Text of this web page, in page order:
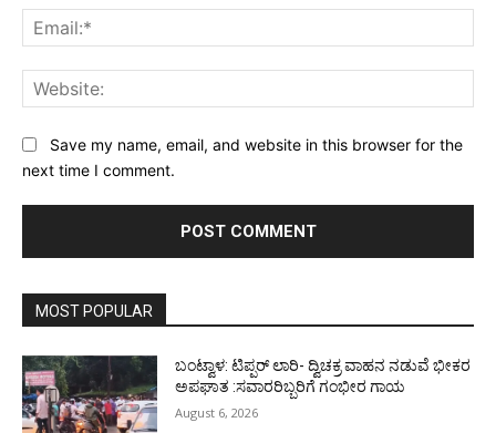
Save my name, email, and website in this browser for the
next time I comment.
MOST POPULAR
ಬಂಟ್ವಾಳ: ಟಿಪ್ಪರ್ ಲಾರಿ- ದ್ವಿಚಕ್ರ ವಾಹನ ನಡುವೆ ಭೀಕರ
ಅಪಘಾತ :ಸವಾರರಿಬ್ಬರಿಗೆ ಗಂಭೀರ ಗಾಯ
August 6, 2026